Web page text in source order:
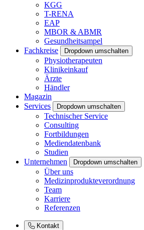
KGG
T-RENA
EAP
MBOR & ABMR
Gesundheitsampel
Fachkreise
Dropdown umschalten
Physiotherapeuten
Klinikeinkauf
Ärzte
Händler
Magazin
Services
Dropdown umschalten
Technischer Service
Consulting
Fortbildungen
Mediendatenbank
Studien
Unternehmen
Dropdown umschalten
Über uns
Medizinprodukteverordnung
Team
Karriere
Referenzen
Kontakt